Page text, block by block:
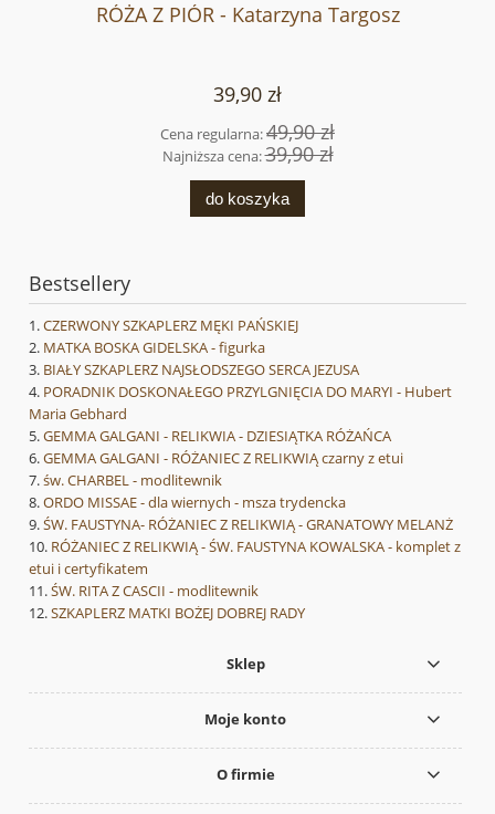
RÓŻA Z PIÓR - Katarzyna Targosz
39,90 zł
Cena regularna:49,90 zł
Najniższa cena:39,90 zł
do koszyka
Bestsellery
CZERWONY SZKAPLERZ MĘKI PAŃSKIEJ
MATKA BOSKA GIDELSKA - figurka
BIAŁY SZKAPLERZ NAJSŁODSZEGO SERCA JEZUSA
PORADNIK DOSKONAŁEGO PRZYLGNIĘCIA DO MARYI - Hubert
Maria Gebhard
GEMMA GALGANI - RELIKWIA - DZIESIĄTKA RÓŻAŃCA
GEMMA GALGANI - RÓŻANIEC Z RELIKWIĄ czarny z etui
św. CHARBEL - modlitewnik
ORDO MISSAE - dla wiernych - msza trydencka
ŚW. FAUSTYNA- RÓŻANIEC Z RELIKWIĄ - GRANATOWY MELANŻ
RÓŻANIEC Z RELIKWIĄ - ŚW. FAUSTYNA KOWALSKA - komplet z
etui i certyfikatem
ŚW. RITA Z CASCII - modlitewnik
SZKAPLERZ MATKI BOŻEJ DOBREJ RADY
Sklep
Moje konto
O firmie